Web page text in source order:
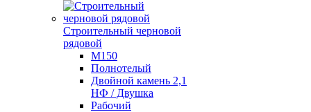
Строительный черновой
рядовой
М150
Полнотелый
Двойной камень 2,1
НФ / Двушка
Рабочий